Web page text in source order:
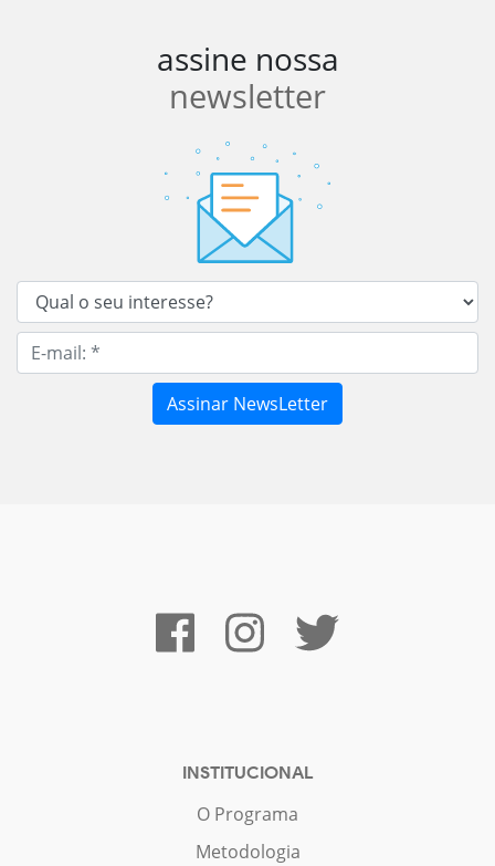
assine nossa
newsletter
INSTITUCIONAL
O Programa
Metodologia